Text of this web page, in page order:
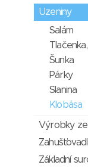
Uzeniny
Salám
Šunka
Párky
Slanina
Klobása
Výrobky ze
Základní